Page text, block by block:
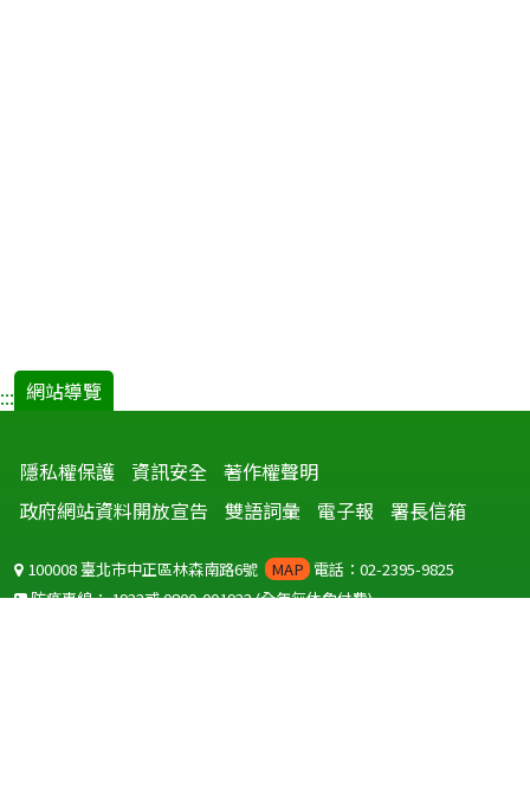
::: 網站導覽
隱私權保護 資訊安全 著作權聲明
政府網站資料開放宣告
雙語詞彙 電子報 署長信箱
100008 臺北市中正區林森南路6號 MAP 電話：02-2395-9825
防疫專線：1922或0800-001922(全年無休免付費)